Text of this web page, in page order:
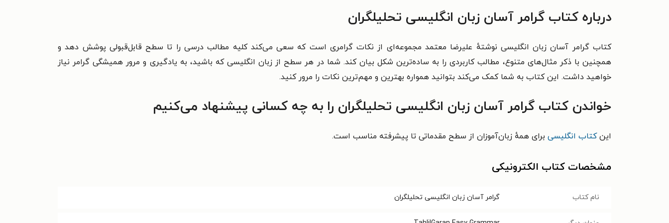
درباره کتاب گرامر آسان زبان انگلیسی تحلیلگران
کتاب گرامر آسان زبان انگلیسی نوشتهٔ علیرضا معتمد مجموعه‌ای از نکات گرامری است که سعی می‌کند کلیه مطالب درسی را تا سطح قابل‌قبولی پوشش دهد و
همچنین با ذکر مثال‌های متنوع، مطالب کاربردی را به ساده‌ترین شکل بیان کند. شما در هر سطح از زبان انگلیسی که باشید، به یادگیری و مرور همیشگی گرامر نیاز
خواهید داشت. این کتاب به شما کمک می‌کند بتوانید همواره بهترین و مهم‌ترین نکات را مرور کنید.
خواندن کتاب گرامر آسان زبان انگلیسی تحلیلگران را به چه کسانی پیشنهاد می‌کنیم
اینکتاب انگلیسی برای همهٔ زبان‌‌آموزان از سطح مقدماتی تا پیشرفته مناسب است.
مشخصات کتاب الکترونیکی
نام کتاب گرامر آسان زبان انگلیسی تحلیلگران